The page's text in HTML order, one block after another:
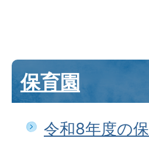
保育園
令和8年度の